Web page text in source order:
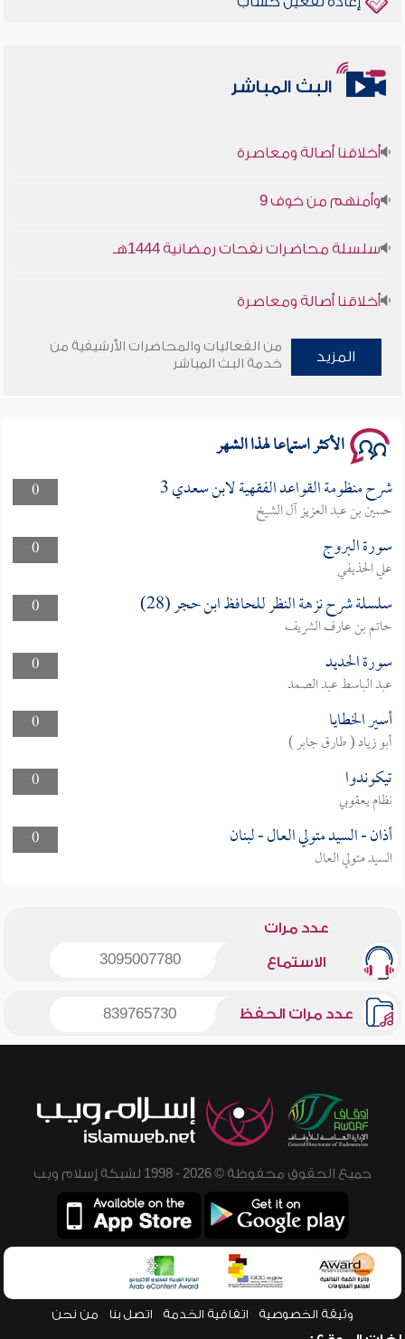
البث المباشر
وأمنهم من خوف 9
المزيد
من الفعاليات والمحاضرات الأرشيفية من
خدمة البث المباشر
الأكثر استماعا لهذا الشهر
0 شرح منظومة القواعد الفقهية لابن سعدي 3
حسين بن عبد العزيز آل الشيخ
0
سورة البروج
علي الحذيفي
0
سلسلة شرح نزهة النظر للحافظ ابن حجر (28)
حاتم بن عارف الشريف
0
سورة الحديد
عبد الباسط عبد الصمد
0
أسير الخطايا
أبو زياد ( طارق جابر )
0
تيكوندوا
نظام يعقوبي
0
أذان - السيد متولي العال - لبنان
السيد متولي العال
عدد مرات
الاستماع 3095007780
عدد مرات الحفظ 839765730
جميع الحقوق محفوظة © 2026 - 1998 لشبكة إسلام ويب
وثيقة الخصوصية اتفاقية الخدمة اتصل بنا من نحن